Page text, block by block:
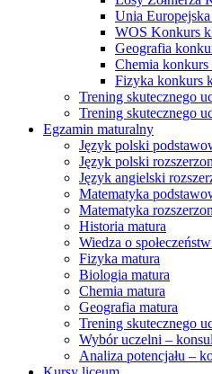
Unia
WOS Konkurs
Geografia
Chemia
Fizyka konkurs
Trening skutecznego
Trening skutecznego
Egzamin maturalny
Język polski
Język polski
Język angielski
Matematyka
Matematyka
Historia matura
Wiedza o
Fizyka matura
Biologia matura
Chemia matura
Geografia matura
Trening skutecznego
Wybór uczelni –
Analiza potencjału –